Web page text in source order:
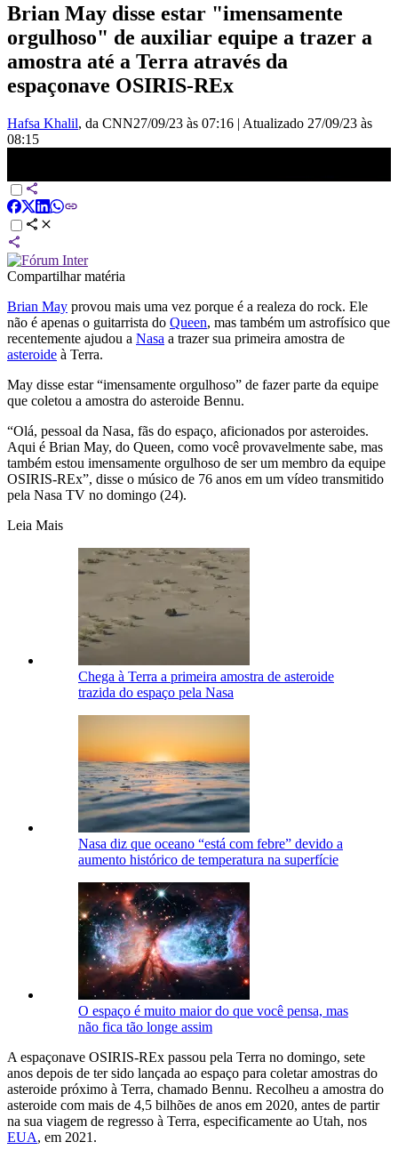
Brian May disse estar "imensamente
orgulhoso" de auxiliar equipe a trazer a
amostra até a Terra através da
espaçonave OSIRIS-REx
Hafsa Khalil, da CNN27/09/23 às 07:16 | Atualizado 27/09/23 às
08:15
Compartilhar matéria
Brian May provou mais uma vez porque é a realeza do rock. Ele
não é apenas o guitarrista do Queen, mas também um astrofísico que
recentemente ajudou a Nasa a trazer sua primeira amostra de
asteroide à Terra.
May disse estar “imensamente orgulhoso” de fazer parte da equipe
que coletou a amostra do asteroide Bennu.
“Olá, pessoal da Nasa, fãs do espaço, aficionados por asteroides.
Aqui é Brian May, do Queen, como você provavelmente sabe, mas
também estou imensamente orgulhoso de ser um membro da equipe
OSIRIS-REx”, disse o músico de 76 anos em um vídeo transmitido
pela Nasa TV no domingo (24).
Leia Mais
Chega à Terra a primeira amostra de asteroide
trazida do espaço pela Nasa
Nasa diz que oceano “está com febre” devido a
aumento histórico de temperatura na superfície
O espaço é muito maior do que você pensa, mas
não fica tão longe assim
A espaçonave OSIRIS-REx passou pela Terra no domingo, sete
anos depois de ter sido lançada ao espaço para coletar amostras do
asteroide próximo à Terra, chamado Bennu. Recolheu a amostra do
asteroide com mais de 4,5 bilhões de anos em 2020, antes de partir
na sua viagem de regresso à Terra, especificamente ao Utah, nos
EUA, em 2021.